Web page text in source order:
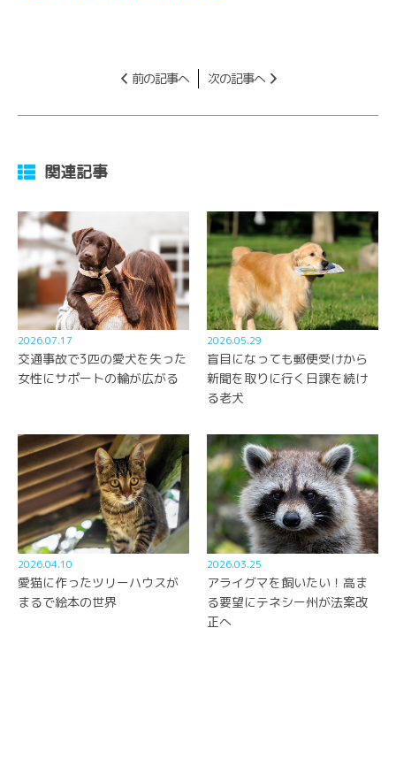
前の記事へ 次の記事へ
関連記事
2026.07.17
交通事故で3匹の愛犬を失った
女性にサポートの輪が広がる
2026.05.29
盲目になっても郵便受けから
新聞を取りに行く日課を続け
る老犬
2026.04.10
愛猫に作ったツリーハウスが
まるで絵本の世界
2026.03.25
アライグマを飼いたい！高ま
る要望にテネシー州が法案改
正へ